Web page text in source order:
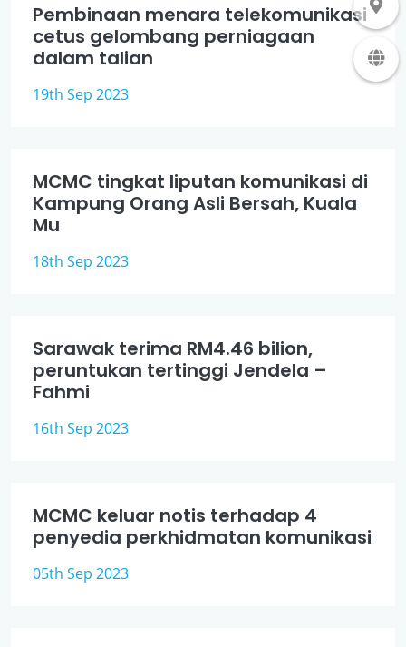
Pembinaan menara telekomunikasi
cetus gelombang perniagaan
dalam talian
19th Sep 2023
MCMC tingkat liputan komunikasi di
Kampung Orang Asli Bersah, Kuala
Mu
18th Sep 2023
Sarawak terima RM4.46 bilion,
peruntukan tertinggi Jendela –
Fahmi
16th Sep 2023
MCMC keluar notis terhadap 4
penyedia perkhidmatan komunikasi
05th Sep 2023